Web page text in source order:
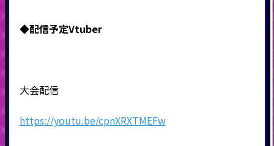
◆配信予定Vtuber
大会配信
https://youtu.be/cpnXRXTMEFw